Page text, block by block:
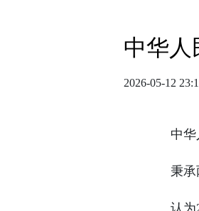
中华人
2026-05-12
中
秉承
认为